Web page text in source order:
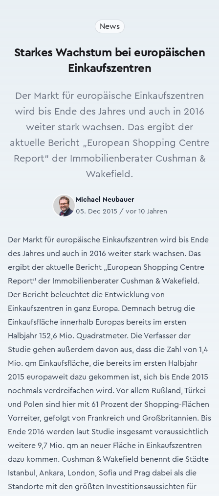
News
Starkes Wachstum bei europäischen
Einkaufszentren
Der Markt für europäische Einkaufszentren
wird bis Ende des Jahres und auch in 2016
weiter stark wachsen. Das ergibt der
aktuelle Bericht „European Shopping Centre
Report“ der Immobilienberater Cushman &
Wakefield.
Michael Neubauer
05. Dec 2015 / vor 10 Jahren
Der Markt für europäische Einkaufszentren wird bis Ende
des Jahres und auch in 2016 weiter stark wachsen. Das
ergibt der aktuelle Bericht „European Shopping Centre
Report“ der Immobilienberater Cushman & Wakefield.
Der Bericht beleuchtet die Entwicklung von
Einkaufszentren in ganz Europa. Demnach betrug die
Einkaufsfläche innerhalb Europas bereits im ersten
Halbjahr 152,6 Mio. Quadratmeter. Die Verfasser der
Studie gehen außerdem davon aus, dass die Zahl von 1,4
Mio. qm Einkaufsfläche, die bereits im ersten Halbjahr
2015 europaweit dazu gekommen ist, sich bis Ende 2015
nochmals verdreifachen wird. Vor allem Rußland, Türkei
und Polen sind hier mit 61 Prozent der Shopping-Flächen
Vorreiter, gefolgt von Frankreich und Großbritannien. Bis
Ende 2016 werden laut Studie insgesamt voraussichtlich
weitere 9,7 Mio. qm an neuer Fläche in Einkaufszentren
dazu kommen. Cushman & Wakefield benennt die Städte
Istanbul, Ankara, London, Sofia und Prag dabei als die
Standorte mit den größten Investitionsaussichten für